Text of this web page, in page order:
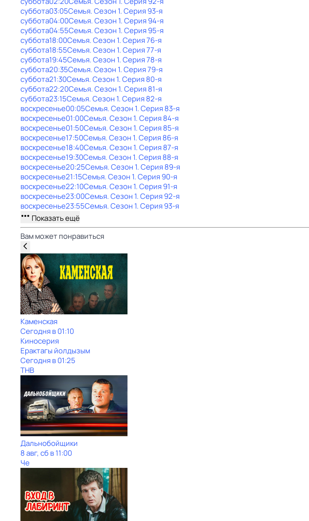
суббота03:05Семья. Сезон 1. Серия 93-я
суббота04:00Семья. Сезон 1. Серия 94-я
суббота04:55Семья. Сезон 1. Серия 95-я
суббота18:00Семья. Сезон 1. Серия 76-я
суббота18:55Семья. Сезон 1. Серия 77-я
суббота19:45Семья. Сезон 1. Серия 78-я
суббота20:35Семья. Сезон 1. Серия 79-я
суббота21:30Семья. Сезон 1. Серия 80-я
суббота22:20Семья. Сезон 1. Серия 81-я
суббота23:15Семья. Сезон 1. Серия 82-я
воскресенье00:05Семья. Сезон 1. Серия 83-я
воскресенье01:00Семья. Сезон 1. Серия 84-я
воскресенье01:50Семья. Сезон 1. Серия 85-я
воскресенье17:50Семья. Сезон 1. Серия 86-я
воскресенье18:40Семья. Сезон 1. Серия 87-я
воскресенье19:30Семья. Сезон 1. Серия 88-я
воскресенье20:25Семья. Сезон 1. Серия 89-я
воскресенье21:15Семья. Сезон 1. Серия 90-я
воскресенье22:10Семья. Сезон 1. Серия 91-я
воскресенье23:00Семья. Сезон 1. Серия 92-я
воскресенье23:55Семья. Сезон 1. Серия 93-я
Показать ещё
Вам может понравиться
Каменская
Сегодня в 01:10
Киносерия
Ерактагы йолдызым
Сегодня в 01:25
ТНВ
Дальнобойщики
8 авг, сб в 11:00
Че